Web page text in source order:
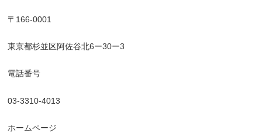
〒 166-0001
東京都杉並区阿佐谷北6ー30ー3
電話番号
03-3310-4013
ホームページ